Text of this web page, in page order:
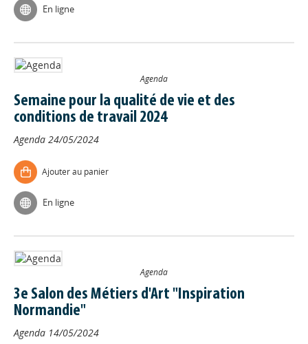
En ligne
Agenda
Semaine pour la qualité de vie et des
conditions de travail 2024
Agenda 24/05/2024
Ajouter au panier
En ligne
Agenda
3e Salon des Métiers d'Art "Inspiration
Normandie"
Agenda 14/05/2024